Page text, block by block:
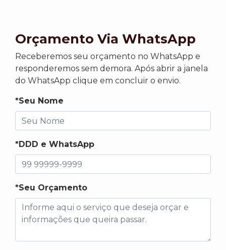
Orçamento Via WhatsApp
Receberemos seu orçamento no WhatsApp e
responderemos sem demora. Após abrir a janela
do WhatsApp clique em concluir o envio.
*Seu Nome
*DDD e WhatsApp
*Seu Orçamento